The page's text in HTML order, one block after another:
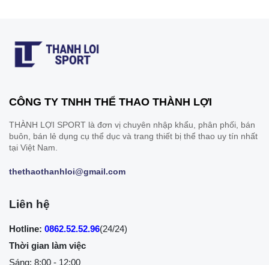
CÔNG TY TNHH THỂ THAO THÀNH LỢI
THÀNH LỢI SPORT là đơn vị chuyên nhập khẩu, phân phối, bán
buôn, bán lẻ dụng cụ thể dục và trang thiết bị thể thao uy tín nhất
tại Việt Nam.
thethaothanhloi@gmail.com
Liên hệ
Hotline: 0862.52.52.96(24/24)
Thời gian làm việc
Sáng: 8:00 - 12:00